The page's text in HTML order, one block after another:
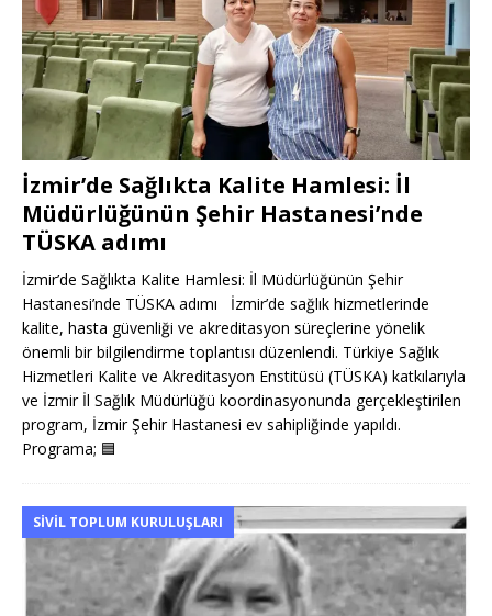
İzmir’de Sağlıkta Kalite Hamlesi: İl
Müdürlüğünün Şehir Hastanesi’nde
TÜSKA adımı
İzmir’de Sağlıkta Kalite Hamlesi: İl Müdürlüğünün Şehir
Hastanesi’nde TÜSKA adımı İzmir’de sağlık hizmetlerinde
kalite, hasta güvenliği ve akreditasyon süreçlerine yönelik
önemli bir bilgilendirme toplantısı düzenlendi. Türkiye Sağlık
Hizmetleri Kalite ve Akreditasyon Enstitüsü (TÜSKA) katkılarıyla
ve İzmir İl Sağlık Müdürlüğü koordinasyonunda gerçekleştirilen
program, İzmir Şehir Hastanesi ev sahipliğinde yapıldı.
Programa; 🟦
SIVIL TOPLUM KURULUŞLARI